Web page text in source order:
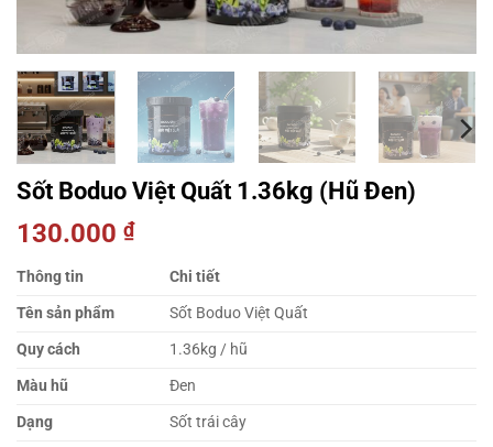
Sốt Boduo Việt Quất 1.36kg (Hũ Đen)
130.000 ₫
Thông tin
Chi tiết
Tên sản phẩm
Sốt Boduo Việt Quất
Quy cách
1.36kg / hũ
Màu hũ
Đen
Dạng
Sốt trái cây